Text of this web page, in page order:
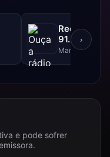
Rede
91.5 FM
Manaus, AM
›
e pode sofrer